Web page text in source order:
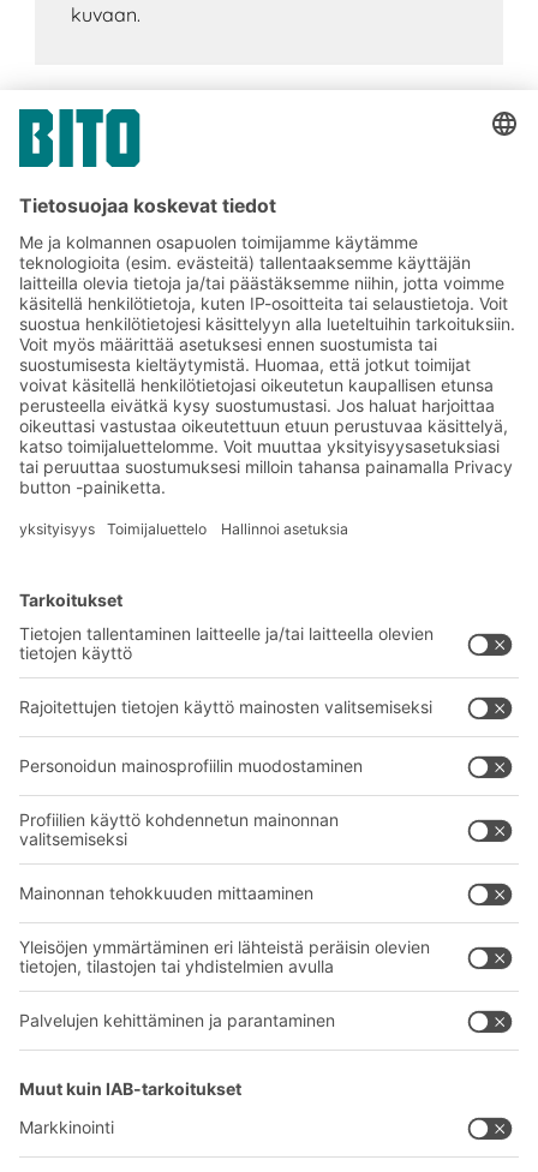
kuvaan.
Tilaa BITO-uutiskirjeemme:
Uutisia ja faktoja
varastologistiikan
maailmasta
Eksklusiiviset alennukset
Tuoteinnovaatiot
BITO-ratkaisut
Laatikot ja säiliöt
Kuljetusjärjestelmät
Palvelumme
Neuvonta & Palvelu
BITO PROJEKTIOPAS
Yhteydenottolomake
Yritys
Tietoa meistä
Kansainvälinen verkostomme
Tehtaamme
YOUR LIFE.